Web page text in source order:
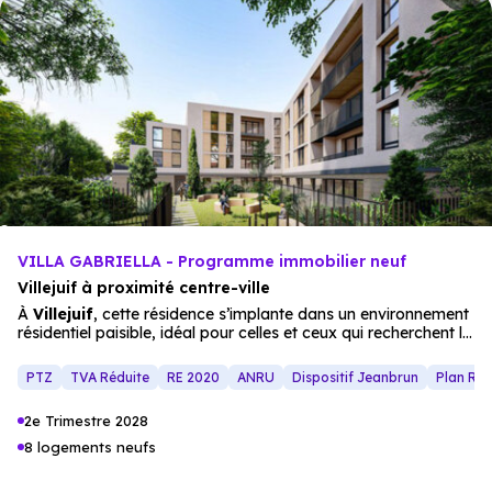
VILLA GABRIELLA - Programme immobilier neuf
Villejuif à proximité centre-ville
À Villejuif, cette résidence s’implante dans un environnement
résidentiel paisible, idéal pour celles et ceux qui recherchent le
programme se situe à moins de 10 minutes à pied des
commerces, des établissements scolaires et des stations de
La résidence de standing se distingue par son écriture
architecturale contemporaine et élégante. Elle propose 28
PTZ TVA Réduite RE 2020 ANRU Dispositif Jeanbrun Plan
2e Trimestre 2028
8 logements neufs